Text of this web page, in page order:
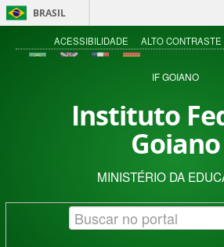
BRASIL
ACESSIBILIDADE ALTO CONTRASTE
IF GOIANO
Instituto
Goiano
MINISTÉRIO DA